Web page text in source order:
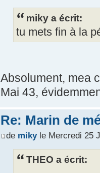
miky a écrit:
tu mets fin à la
Absolument, mea
Mai 43,
Re: Marin de
de mikyle Mercredi 25
THEO a écrit: